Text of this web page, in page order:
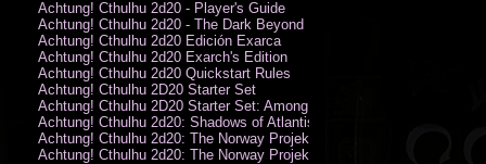
Achtung! Cthulhu 2d20 - Player's Guide
Achtung! Cthulhu 2d20 - The Dark Beyond
Achtung! Cthulhu 2d20 Edición Exarca
Achtung! Cthulhu 2d20 Exarch's Edition
Achtung! Cthulhu 2d20 Quickstart Rules
Achtung! Cthulhu 2D20 Starter Set
Achtung! Cthulhu 2D20 Starter Set: Among the Wolves (PDF)
Achtung! Cthulhu 2d20: Shadows of Atlantis
Achtung! Cthulhu 2d20: The Norway Projekt
Achtung! Cthulhu 2d20: The Norway Projekt (PDF)